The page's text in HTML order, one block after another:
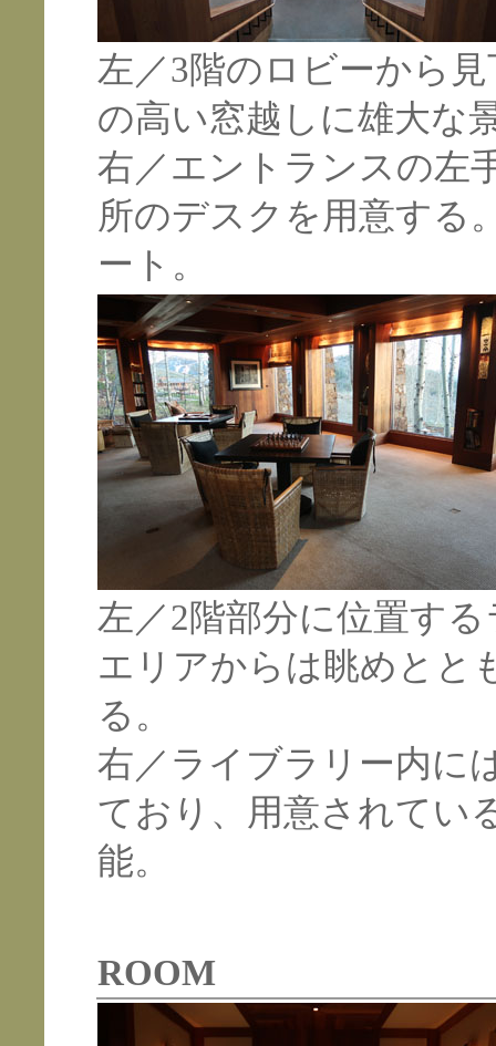
左／3階のロビーから
の高い窓越しに雄大な
右／エントランスの左
所のデスクを用意する
ート。
左／2階部分に位置す
エリアからは眺めとと
る。
右／ライブラリー内に
ており、用意されてい
能。
ROOM